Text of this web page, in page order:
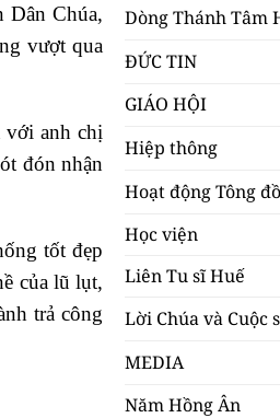
Dân Chúa,
vượt qua
với anh chị
đón nhận
tốt đẹp
của lũ lụt,
trả công
Dòng Thánh Tâm
ĐỨC TIN
GIÁO HỘI
Hiệp thông
Hoạt động Tông đồ
Học viện
Liên Tu sĩ Huế
Lời Chúa và Cuộc
MEDIA
Năm Hồng Ân